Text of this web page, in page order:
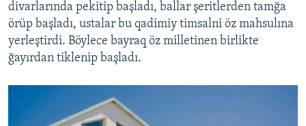
divarlarında pekitip başladı, ballar şeritlerden tamğa
örüp başladı, ustalar bu qadimiy timsalni öz mahsulına
yerleştirdi. Böylece bayraq öz milletinen birlikte
ğayırdan tiklenip başladı.